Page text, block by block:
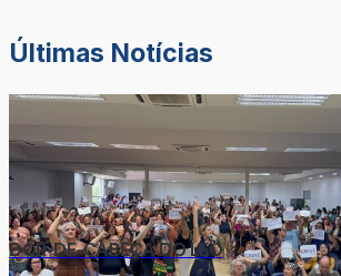
Últimas Notícias
DOR-DE-CABEÇA DO LÉO